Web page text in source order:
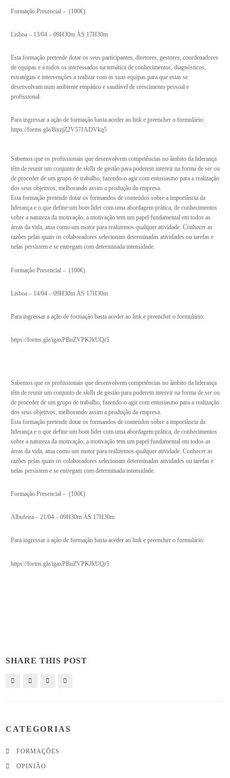
Formação Presencial – (100€)
Lisboa – 13/04 – 09H30m ÀS 17H30m
Esta formação pretende dotar os seus participantes, diretores, gestores, coordenadores
de equipas e a todos os interessados na temática de conhecimentos, diagnósticos,
estratégias e intervenções a realizar com as suas equipas para que estas se
desenvolvam num ambiente empático e saudável de crescimento pessoal e
profissional.
Para ingressar a ação de formação basta aceder ao link e preencher o formulário:
https://forms.gle/8ixzjZ2V57JADVkq5
Sabemos que os profissionais que desenvolvem competências no âmbito da liderança
têm de reunir um conjunto deskills de gestão para poderem intervir na forma de ser ou
de proceder de um grupo de trabalho, fazendo-o agir com entusiasmo para a realização
dos seus objetivos, melhorando assim a produção da empresa.
Esta formação pretende dotar os formandos de conteúdos sobre a importância da
liderança e o que define um bom líder com uma abordagem prática, de conhecimentos
sobre a natureza da motivação, a motivação tem um papel fundamental em todos as
áreas da vida, atua como um motor para realizemos qualquer atividade. Conhecer as
razões pelas quais os colaboradores selecionam determinadas atividades ou tarefas e
nelas persistem e se entregam com determinada intensidade.
Formação Presencial – (100€)
Lisboa – 14/04 – 09H30m ÀS 17H30m
Para ingressar a ação de formação basta aceder ao link e preencher o formulário:
https://forms.gle/igaxPBuZVPKJkUQr5
Sabemos que os profissionais que desenvolvem competências no âmbito da liderança
têm de reunir um conjunto deskills de gestão para poderem intervir na forma de ser ou
de proceder de um grupo de trabalho, fazendo-o agir com entusiasmo para a realização
dos seus objetivos, melhorando assim a produção da empresa.
Esta formação pretende dotar os formandos de conteúdos sobre a importância da
liderança e o que define um bom líder com uma abordagem prática, de conhecimentos
sobre a natureza da motivação, a motivação tem um papel fundamental em todos as
áreas da vida, atua como um motor para realizemos qualquer atividade. Conhecer as
razões pelas quais os colaboradores selecionam determinadas atividades ou tarefas e
nelas persistem e se entregam com determinada intensidade.
Formação Presencial – (100€)
Albufeira – 21/04 – 09H30m ÀS 17H30m
Para ingressar a ação de formação basta aceder ao link e preencher o formulário:
https://forms.gle/igaxPBuZVPKJkUQr5
SHARE THIS POST
CATEGORIAS
FORMAÇÕES
OPINIÃO